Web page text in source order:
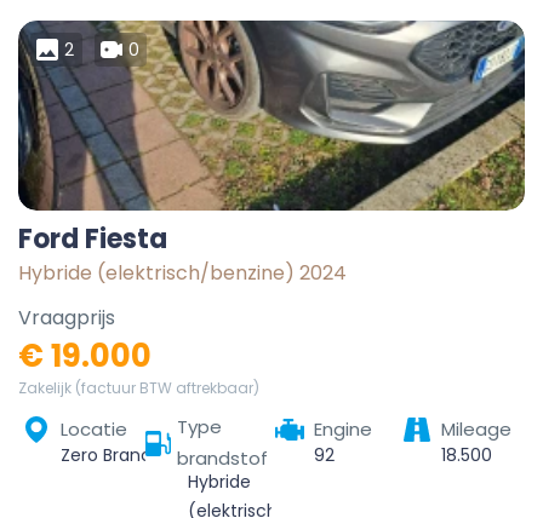
2 0
Ford Fiesta
Hybride (elektrisch/benzine) 2024
Vraagprijs
€ 19.000
Zakelijk (factuur BTW aftrekbaar)
Locatie
Zero Branco, Treviso, Veneto, 31059, Italia
Type
brandstof
Hybride
(elektrisch/benzine)
Engine
92
Mileage
18.500